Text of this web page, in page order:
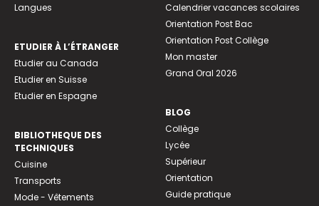
Langues
ETUDIER À L’ÉTRANGER
Etudier au Canada
Etudier en Suisse
Etudier en Espagne
BIBLIOTHEQUE DES
TECHNIQUES
Cuisine
Transports
Mode - Vêtements
Calendrier vacances scolaires
Orientation Post Bac
Orientation Post Collège
Mon master
Grand Oral 2026
BLOG
Collège
Lycée
Supérieur
Orientation
Guide pratique